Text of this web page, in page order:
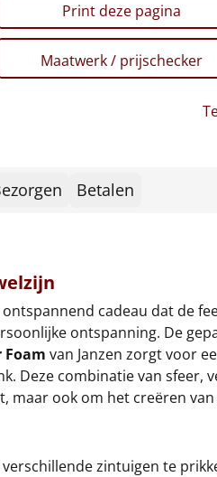
Print deze pagina
Maatwerk / prijschecker
Betalen
cadeau dat de
ontspanning. De
Foam van Janzen zorgt voor
Deze combinatie van
maar ook om het creëren
zintuigen te